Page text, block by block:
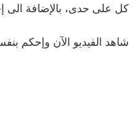
كل على حدى، بالإضافة الى
شاهد الفيديو الآن وإحكم